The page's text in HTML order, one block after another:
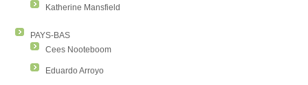
Katherine Mansfield
PAYS-BAS
Cees Nooteboom
Eduardo Arroyo